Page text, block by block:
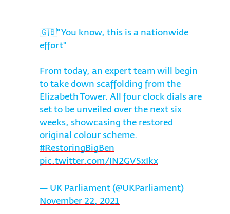
🇬🇧"You know, this is a nationwide
effort"
From today, an expert team will begin
to take down scaffolding from the
Elizabeth Tower. All four clock dials are
set to be unveiled over the next six
weeks, showcasing the restored
original colour scheme.
#RestoringBigBen
pic.twitter.com/JN2GVSxIkx
— UK Parliament (@UKParliament)
November 22, 2021